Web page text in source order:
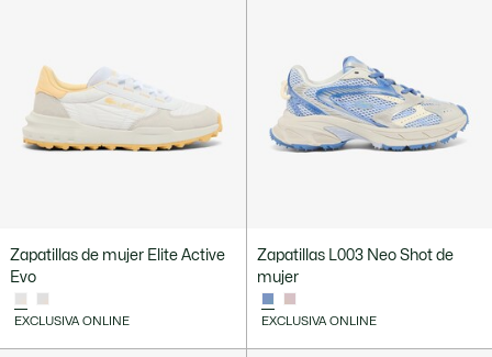
Zapatillas de mujer Elite Active
Evo
EXCLUSIVA ONLINE
Zapatillas L003 Neo Shot de
mujer
EXCLUSIVA ONLINE